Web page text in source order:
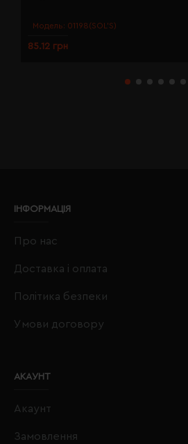
Модель: 01198(SOL’S)
85.12 грн
ІНФОРМАЦІЯ
Про нас
Доставка і оплата
Політика безпеки
Умови договору
АКАУНТ
Акаунт
Замовлення